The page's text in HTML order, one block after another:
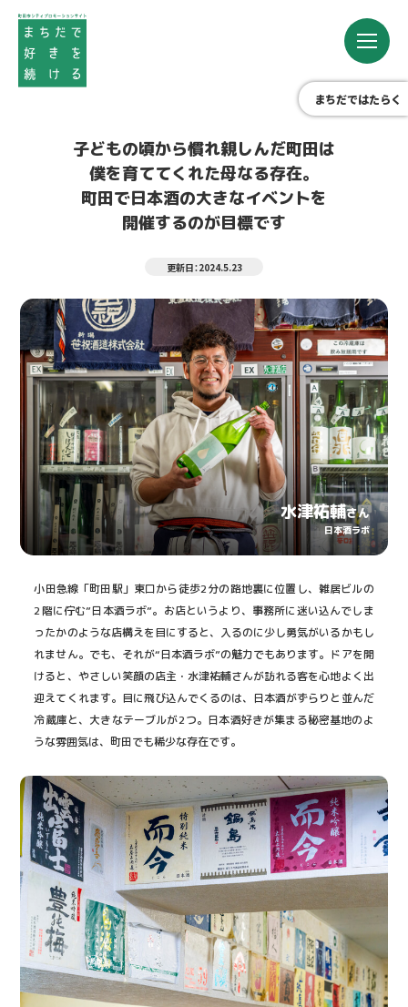
まちだではたらく
子どもの頃から慣れ親しんだ町田は
僕を育ててくれた母なる存在。
町田で日本酒の大きなイベントを
開催するのが目標です
更新日：2024.5.23
水津祐輔さん
日本酒ラボ
小田急線「町田駅」東口から徒歩2分の路地裏に位置し、雑居ビルの
2階に佇む”日本酒ラボ”。お店というより、事務所に迷い込んでしま
ったかのような店構えを目にすると、入るのに少し勇気がいるかもし
れません。でも、それが“日本酒ラボ”の魅力でもあります。ドアを開
けると、やさしい笑顔の店主・水津祐輔さんが訪れる客を心地よく出
迎えてくれます。目に飛び込んでくるのは、日本酒がずらりと並んだ
冷蔵庫と、大きなテーブルが2つ。日本酒好きが集まる秘密基地のよ
うな雰囲気は、町田でも稀少な存在です。